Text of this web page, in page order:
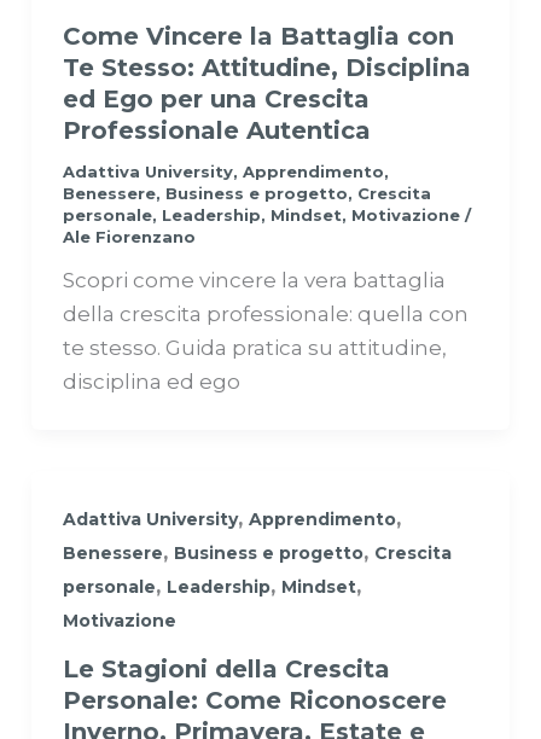
Come Vincere la Battaglia con
Te Stesso: Attitudine, Disciplina
ed Ego per una Crescita
Professionale Autentica
Adattiva University, Apprendimento,
Benessere, Business e progetto, Crescita
personale, Leadership, Mindset, Motivazione/
Ale Fiorenzano
Scopri come vincere la vera battaglia
della crescita professionale: quella con
te stesso. Guida pratica su attitudine,
disciplina ed ego
Adattiva University, Apprendimento,
Benessere, Business e progetto, Crescita
personale, Leadership, Mindset,
Motivazione
Le Stagioni della Crescita
Personale: Come Riconoscere
Inverno, Primavera, Estate e